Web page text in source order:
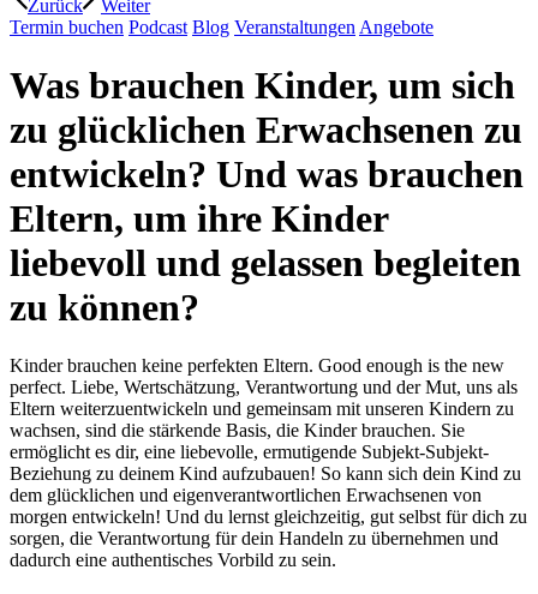
Zurück
Weiter
Termin buchen Podcast Blog Veranstaltungen Angebote
Was brauchen Kinder, um sich
zu glücklichen Erwachsenen zu
entwickeln? Und was brauchen
Eltern, um ihre Kinder
liebevoll und gelassen begleiten
zu können?
Kinder brauchen keine perfekten Eltern. Good enough is the new
perfect. Liebe, Wertschätzung, Verantwortung und der Mut, uns als
Eltern weiterzuentwickeln und gemeinsam mit unseren Kindern zu
wachsen, sind die stärkende Basis, die Kinder brauchen. Sie
ermöglicht es dir, eine liebevolle, ermutigende Subjekt-Subjekt-
Beziehung zu deinem Kind aufzubauen! So kann sich dein Kind zu
dem glücklichen und eigenverantwortlichen Erwachsenen von
morgen entwickeln! Und du lernst gleichzeitig, gut selbst für dich zu
sorgen, die Verantwortung für dein Handeln zu übernehmen und
dadurch eine authentisches Vorbild zu sein.